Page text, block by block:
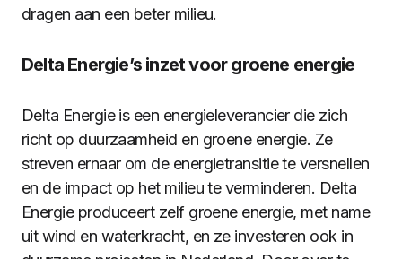
dragen aan een beter milieu.
Delta Energie’s inzet voor groene energie
Delta Energie is een energieleverancier die zich
richt op duurzaamheid en groene energie. Ze
streven ernaar om de energietransitie te versnellen
en de impact op het milieu te verminderen. Delta
Energie produceert zelf groene energie, met name
uit wind en waterkracht, en ze investeren ook in